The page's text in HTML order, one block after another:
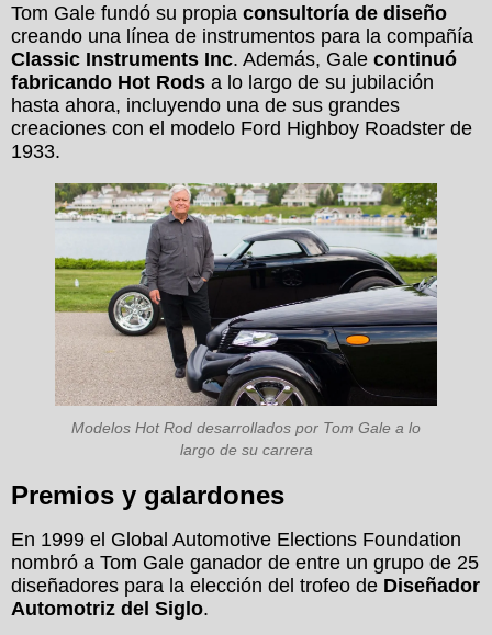
Tom Gale fundó su propia consultoría de diseño
creando una línea de instrumentos para la compañía
Classic Instruments Inc. Además, Gale continuó
fabricando Hot Rods a lo largo de su jubilación
hasta ahora, incluyendo una de sus grandes
creaciones con el modelo Ford Highboy Roadster de
1933.
Modelos Hot Rod desarrollados por Tom Gale a lo
largo de su carrera
Premios y galardones
En 1999 el Global Automotive Elections Foundation
nombró a Tom Gale ganador de entre un grupo de 25
diseñadores para la elección del trofeo de Diseñador
Automotriz del Siglo.